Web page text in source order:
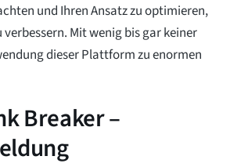
und Ihren Ansatz zu optimieren,
verbessern. Mit wenig bis gar keiner
dieser Plattform zu enormen
Breaker –